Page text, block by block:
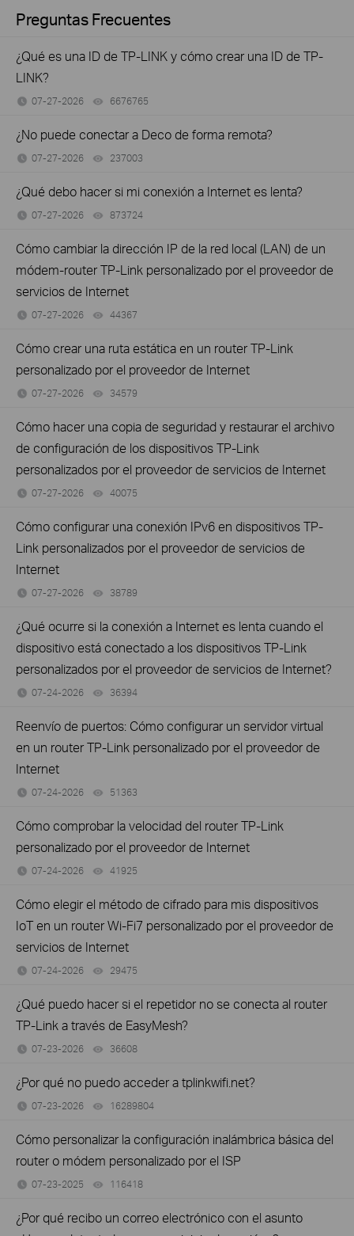
Preguntas Frecuentes
¿Qué es una ID de TP-LINK y cómo crear una ID de TP-
LINK?
07-27-2026 6676765
¿No puede conectar a Deco de forma remota?
07-27-2026 237003
¿Qué debo hacer si mi conexión a Internet es lenta?
07-27-2026 873724
Cómo cambiar la dirección IP de la red local (LAN) de un
módem-router TP-Link personalizado por el proveedor de
servicios de Internet
07-27-2026 44367
Cómo crear una ruta estática en un router TP-Link
personalizado por el proveedor de Internet
07-27-2026 34579
Cómo hacer una copia de seguridad y restaurar el archivo
de configuración de los dispositivos TP-Link
personalizados por el proveedor de servicios de Internet
07-27-2026 40075
Cómo configurar una conexión IPv6 en dispositivos TP-
Link personalizados por el proveedor de servicios de
Internet
07-27-2026 38789
¿Qué ocurre si la conexión a Internet es lenta cuando el
dispositivo está conectado a los dispositivos TP-Link
personalizados por el proveedor de servicios de Internet?
07-24-2026 36394
Reenvío de puertos: Cómo configurar un servidor virtual
en un router TP-Link personalizado por el proveedor de
Internet
07-24-2026 51363
Cómo comprobar la velocidad del router TP-Link
personalizado por el proveedor de Internet
07-24-2026 41925
Cómo elegir el método de cifrado para mis dispositivos
IoT en un router Wi-Fi7 personalizado por el proveedor de
servicios de Internet
07-24-2026 29475
¿Qué puedo hacer si el repetidor no se conecta al router
TP-Link a través de EasyMesh?
07-23-2026 36608
¿Por qué no puedo acceder a tplinkwifi.net?
07-23-2026 16289804
Cómo personalizar la configuración inalámbrica básica del
router o módem personalizado por el ISP
07-23-2025 116418
¿Por qué recibo un correo electrónico con el asunto